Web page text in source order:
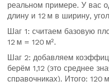
реальном примере. У вас
длину и 12 м в ширину,
Шаг 1: считаем базовую
12 м = 120 м².
Шаг 2: добавляем
берём 1,12 (это среднее
справочниках). Итого: 120